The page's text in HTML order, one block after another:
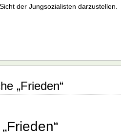
der Jungsozialisten darzustellen.
„Frieden“